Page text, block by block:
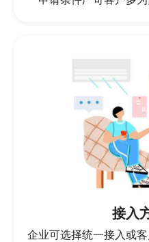
接入
企业可选择统一接入或